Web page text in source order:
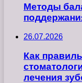
Методы
26.07.2026
Как
лечения